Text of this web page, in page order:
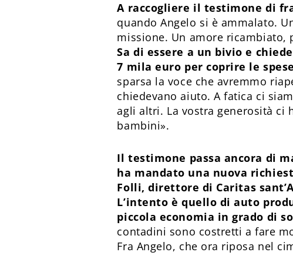
A raccogliere il testimone di
quando Angelo si è ammalato.
missione. Un amore ricambiato,
Sa di essere a un bivio e
7 mila euro per coprire le
sparsa la voce che avremmo
chiedevano aiuto. A fatica ci
agli altri. La vostra generosità ci
bambini».
Il testimone passa ancora di
ha mandato una nuova
Folli, direttore di Caritas
L’intento è quello di auto
piccola economia in grado di
contadini sono costretti a fare
Fra Angelo, che ora riposa nel